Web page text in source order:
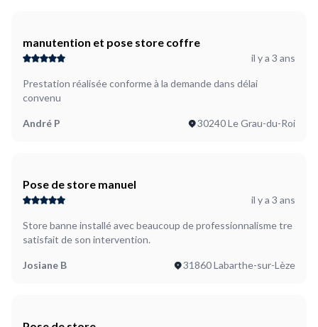
manutention et pose store coffre
il y a 3 ans
Prestation réalisée conforme à la demande dans délai
convenu
André P 30240 Le Grau-du-Roi
Pose de store manuel
il y a 3 ans
Store banne installé avec beaucoup de professionnalisme tre
satisfait de son intervention.
Josiane B 31860 Labarthe-sur-Lèze